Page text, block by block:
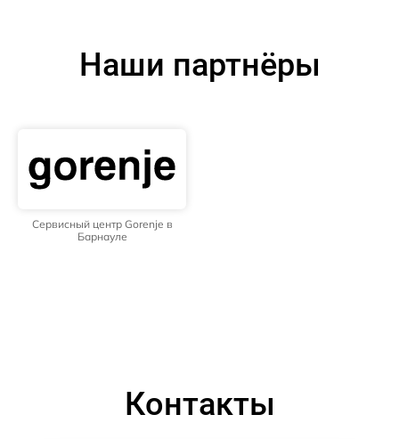
Наши партнёры
Сервисный центр Gorenje в
Барнауле
Контакты